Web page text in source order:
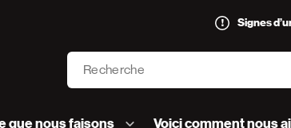
Signes
Recherche
que nous faisons Voici comment nous